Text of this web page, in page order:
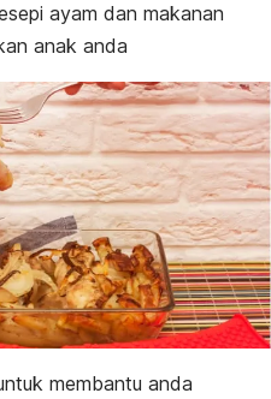
ayam dan makanan
anak anda
membantu anda